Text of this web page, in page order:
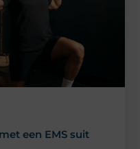
een EMS suit